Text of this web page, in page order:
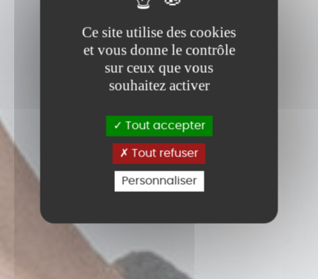
Ce site utilise des cookies
et vous donne le contrôle
sur ceux que vous
souhaitez activer
Tout accepter
Tout refuser
Personnaliser